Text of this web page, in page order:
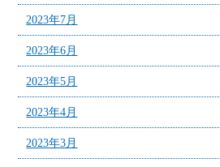
2023年7月
2023年6月
2023年5月
2023年4月
2023年3月